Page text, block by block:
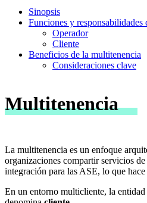
Sinopsis
Funciones y
Operador
Cliente
Beneficios de la multitenencia
Consideraciones clave
Multitenencia
La multitenencia es un enfoque
organizaciones compartir servicios
integración para las ASE, lo que
En un entorno multicliente, la